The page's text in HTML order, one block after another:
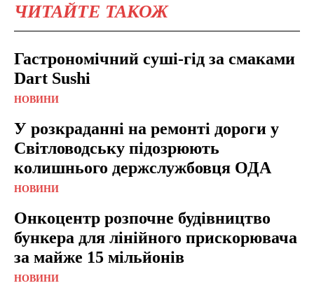
ЧИТАЙТЕ ТАКОЖ
Гастрономічний суші-гід за смаками
Dart Sushi
НОВИНИ
У розкраданні на ремонті дороги у
Світловодську підозрюють
колишнього держслужбовця ОДА
НОВИНИ
Онкоцентр розпочне будівництво
бункера для лінійного прискорювача
за майже 15 мільйонів
НОВИНИ